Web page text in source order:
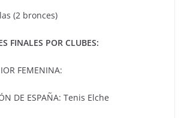
(2 bronces)
FINALES POR CLUBES:
FEMENINA:
DE ESPAÑA: Tenis Elche